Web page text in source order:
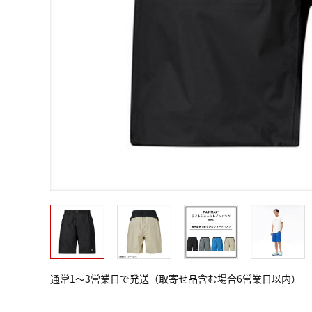
通常1～3営業日で発送（取寄せ品含む場合6営業日以内）